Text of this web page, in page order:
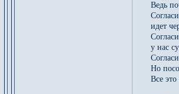
Ведь
идет
у нас
Но
Все